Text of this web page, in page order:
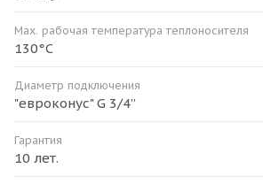
Мax. рабочая температура теплоносителя
130°С
Диаметр подключения
"евроконус" G 3/4”
Гарантия
10 лет.